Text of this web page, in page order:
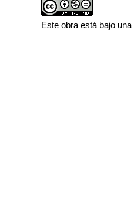
Este obra está bajo una